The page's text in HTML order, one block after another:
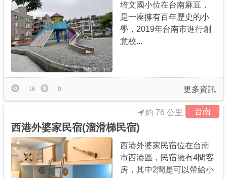
培文國小位在台南麻豆，
是一座擁有百年歷史的小
學，2019年台南市進行創
意校...
更多資訊
16 0
台南
西港外婆家民宿(溜滑梯民宿)
約 76 公里
西港外婆家民宿位在台南
市西港區，民宿擁有4間客
房，其中2間是可以帶給小